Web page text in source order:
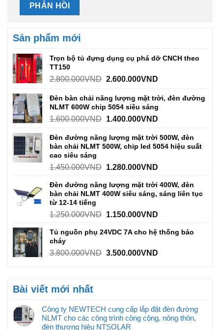
Sản phẩm mới
Trọn bộ tủ đựng dụng cụ phá dỡ CNCH theo
TT150
2.800.000VND 2.600.000VND
Đèn bàn chải năng lượng mặt trời, đèn đường
NLMT 600W chip 5054 siêu sáng
1.600.000VND 1.400.000VND
Đèn đường năng lượng mặt trời 500W, đèn
bàn chải NLMT 500W, chip led 5054 hiệu suất
cao siêu sáng
1.450.000VND 1.280.000VND
Đèn đường năng lượng mặt trời 400W, đèn
bàn chải NLMT 400W siêu sáng, sáng liên tục
từ 12-14 tiếng
1.250.000VND 1.150.000VND
Tủ nguồn phụ 24VDC 7A cho hệ thống báo
cháy
3.800.000VND 3.500.000VND
Bài viết mới nhất
Công ty NEWTECH cung cấp lắp đặt đèn đường
NLMT cho các công trình công cộng, nông thôn,
đèn thương hiệu NTSOLAR